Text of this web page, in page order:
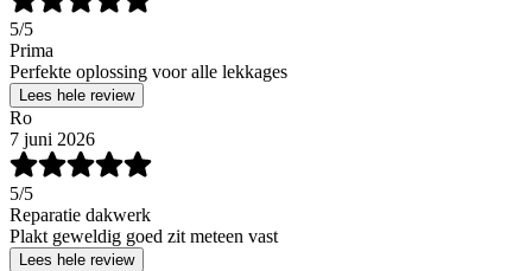
5/5
Prima
Perfekte oplossing voor alle lekkages
Lees hele review
Ro
7 juni 2026
5/5
Reparatie dakwerk
Plakt geweldig goed zit meteen vast
Lees hele review